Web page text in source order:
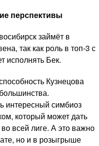
перспективы
займёт в
так как роль в топ-3 с
исполнять Бек.
Кузнецова
интересный симбиоз
который может дать
всей лиге. А это важно
но и в розыгрыше